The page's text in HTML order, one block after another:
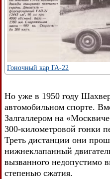
Гоночный кар ГА-22
Но уже в 1950 году
автомобильном спорте.
Залгаллером на
300-километровой гонки
Треть дистанции они
нижнеклапанный
вызванного недопустимо
степенью сжатия.